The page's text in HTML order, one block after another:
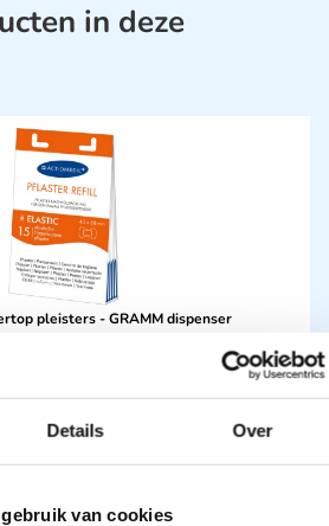
Details Over
van cookies
in deze
pleisters - GRAMM dispenser
In winkelwagen
Leverbaar